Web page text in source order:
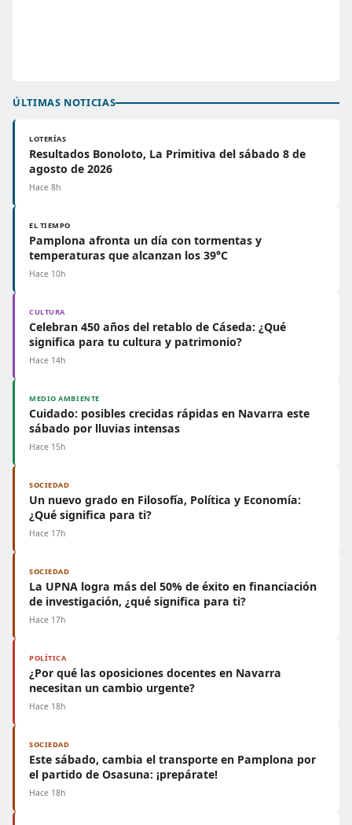
ÚLTIMAS NOTICIAS
LOTERÍAS
Resultados Bonoloto, La Primitiva del sábado 8 de
agosto de 2026
Hace 8h
EL TIEMPO
Pamplona afronta un día con tormentas y
temperaturas que alcanzan los 39°C
Hace 10h
CULTURA
Celebran 450 años del retablo de Cáseda: ¿Qué
significa para tu cultura y patrimonio?
Hace 14h
MEDIO AMBIENTE
Cuidado: posibles crecidas rápidas en Navarra este
sábado por lluvias intensas
Hace 15h
SOCIEDAD
Un nuevo grado en Filosofía, Política y Economía:
¿Qué significa para ti?
Hace 17h
SOCIEDAD
La UPNA logra más del 50% de éxito en financiación
de investigación, ¿qué significa para ti?
Hace 17h
POLÍTICA
¿Por qué las oposiciones docentes en Navarra
necesitan un cambio urgente?
Hace 18h
SOCIEDAD
Este sábado, cambia el transporte en Pamplona por
el partido de Osasuna: ¡prepárate!
Hace 18h